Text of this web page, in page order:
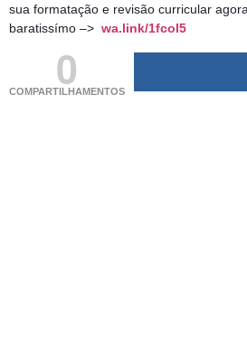
sua formatação e revisão curricular
baratissímo –> wa.link/1fcol5
0
COMPARTILHAMENTOS